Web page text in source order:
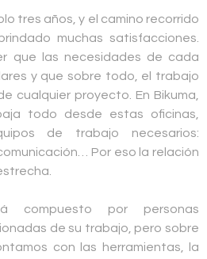
tres años, y el camino recorrido
muchas satisfacciones.
que las necesidades de cada
y que sobre todo, el trabajo
cualquier proyecto. En Bikuma,
todo desde estas oficinas,
de trabajo necesarios:
Por eso la relación
compuesto por personas
de su trabajo, pero sobre
con las herramientas, la